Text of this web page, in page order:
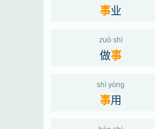
事业
zuò shì
做事
shì yòng
事用